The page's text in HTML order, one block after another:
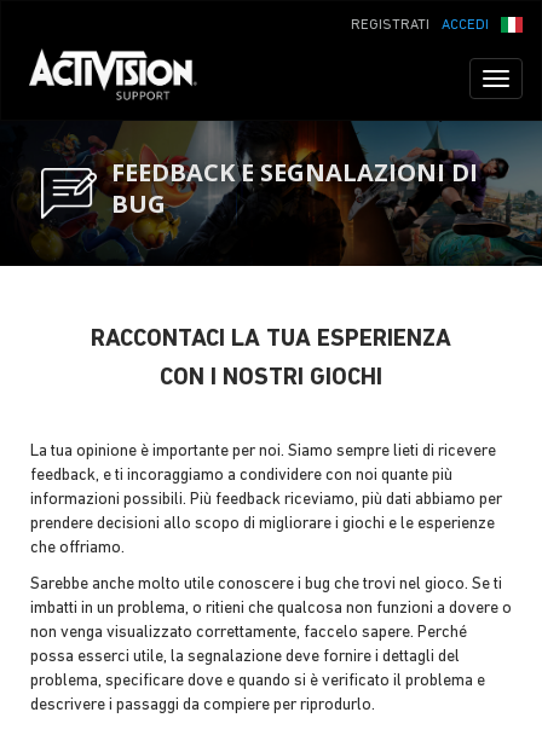
ACCEDI
REGISTRATI
FEEDBACK E SEGNALAZIONI DI
BUG
RACCONTACI LA TUA ESPERIENZA
CON I NOSTRI GIOCHI
La tua opinione è importante per noi. Siamo sempre lieti di ricevere
feedback, e ti incoraggiamo a condividere con noi quante più
informazioni possibili. Più feedback riceviamo, più dati abbiamo per
prendere decisioni allo scopo di migliorare i giochi e le esperienze
che offriamo.
Sarebbe anche molto utile conoscere i bug che trovi nel gioco. Se ti
imbatti in un problema, o ritieni che qualcosa non funzioni a dovere o
non venga visualizzato correttamente, faccelo sapere. Perché
possa esserci utile, la segnalazione deve fornire i dettagli del
problema, specificare dove e quando si è verificato il problema e
descrivere i passaggi da compiere per riprodurlo.